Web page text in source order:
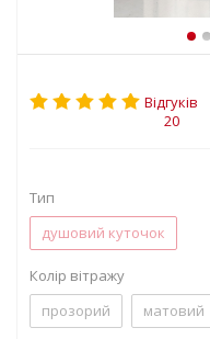
Відгуків
20
Тип
душовий куточок
Колір вітражу
прозорий
матовий